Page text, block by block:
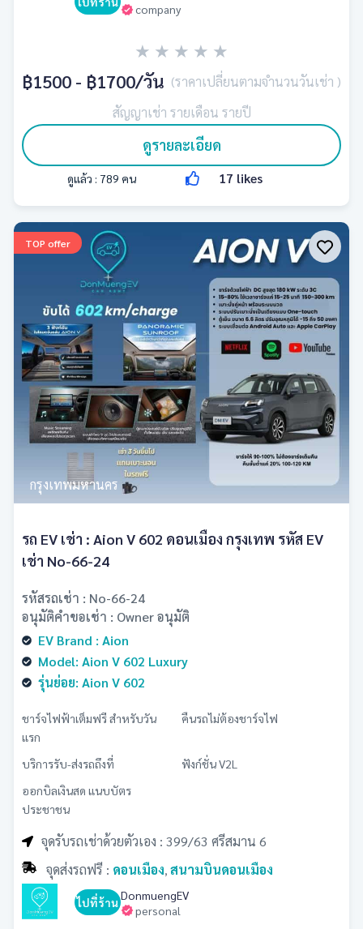
company
฿1500 - ฿1700/วัน (ราคาเปลี่ยนตามจำนวนวันเช่า )
สัญญาเช่า รายเดือน รายปี
★ ★ ★ ★ ★
ดูรายละเอียด
ดูแล้ว : 789 คน 17 likes
TOP offer
กรุงเทพมหานคร
รถ EV เช่า : Aion V 602 ดอนเมือง กรุงเทพ รหัส EV
เช่า No-66-24
รหัสรถเช่า : No-66-24
อนุมัติคำขอเช่า : Owner อนุมัติ
EV Brand : Aion
Model: Aion V 602 Luxury
รุ่นย่อย: Aion V 602
ชาร์จไฟฟ้าเต็มฟรี สำหรับวัน
แรก
คืนรถไม่ต้องชาร์จไฟ
บริการรับ-ส่งรถถึงที่
ฟังก์ชั่น V2L
ออกบิลเงินสด แนบบัตร
ประชาชน
จุดรับรถเช่าด้วยตัวเอง : 399/63 ศรีสมาน 6
จุดส่งรถฟรี : ดอนเมือง สนามบินดอนเมือง
ไปที่ร้าน
personal
DonmuengEV